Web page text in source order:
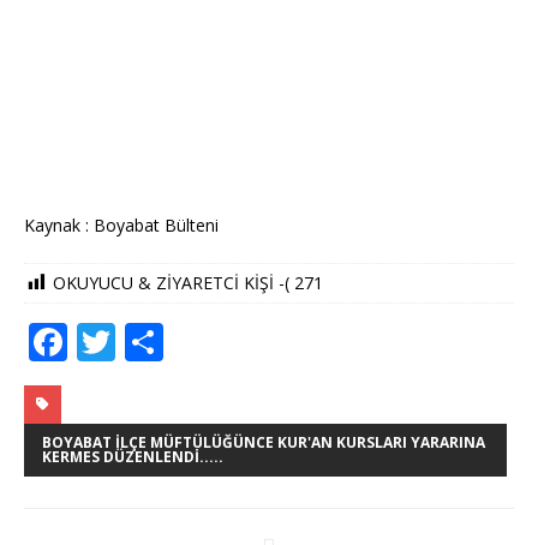
Kaynak : Boyabat Bülteni
OKUYUCU & ZİYARETCİ KİŞİ -( 271
F
c
e
T
it
te
ar
e
BOYABAT İLÇE MÜFTÜLÜĞÜNCE KUR'AN KURSLARI YARARINA
KERMES DÜZENLENDI.....